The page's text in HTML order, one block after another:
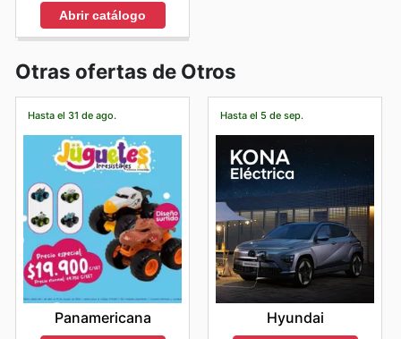
Abrir catálogo
Otras ofertas de Otros
Hasta el 31 de ago.
Panamericana
Hasta el 5 de sep.
Hyundai